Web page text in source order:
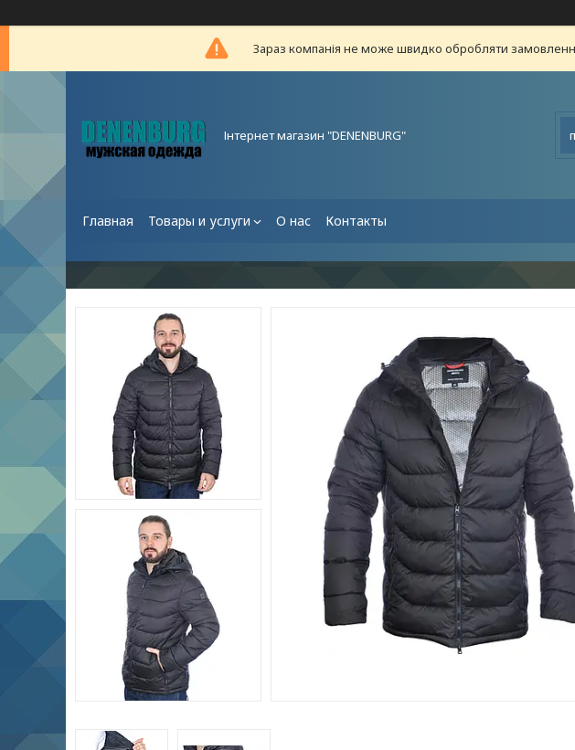
Зараз компанія не може швидко обробляти
Інтернет магазин "DENENBURG"
Главная Товары и услуги О нас Контакты